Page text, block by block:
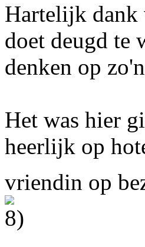
Hartelijk dank
doet deugd te
denken op
Het was hier
heerlijk op
vriendin op